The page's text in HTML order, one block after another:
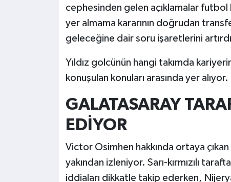
cephesinden gelen açıklamalar futbol
yer almama kararının doğrudan
geleceğine dair soru işaretlerini
Yıldız golcünün hangi takımda
konuşulan konuları arasında yer alıyor.
GALATASARAY
EDİYOR
Victor Osimhen hakkında ortaya
yakından izleniyor. Sarı-kırmızılı
iddiaları dikkatle takip ederken,